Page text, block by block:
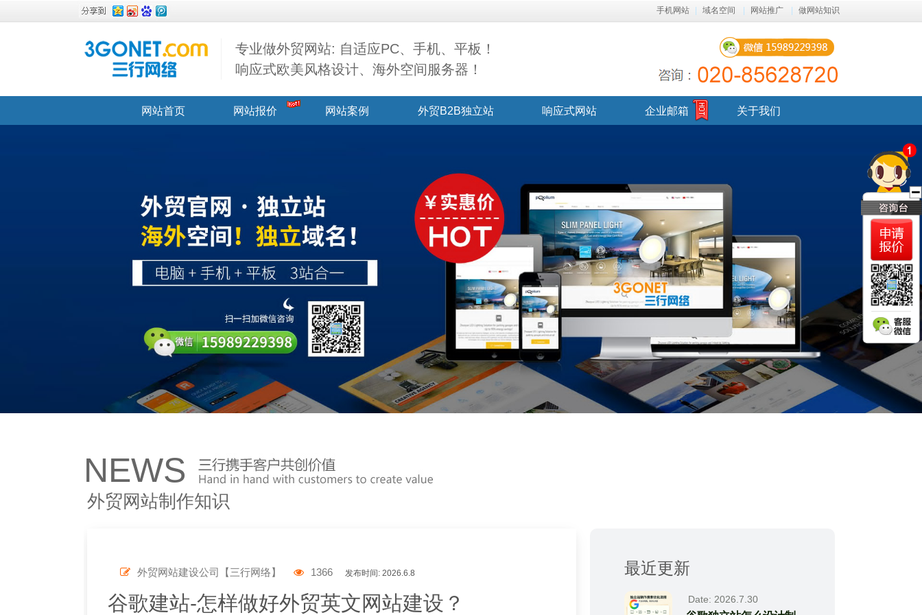
做网站知识
网站推广
域名空间
手机网站
专业做外贸网站: 自适应PC、手机、平板！
响应式欧美风格设计、海外空间服务器！
网站首页 网站报价 网站案例 外贸B2B独立站 响应式网站 企业邮箱 关于我们
NEWS
外贸网站制作知识
外贸网站建设公司【三行网络】 1366 发布时间: 2026.6.8
谷歌建站-怎样做好外贸英文网站建设？
最近更新
Date: 2026.7.30